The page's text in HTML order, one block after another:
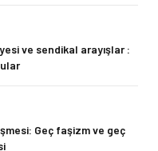
ve sendikal arayışlar :
Geç faşizm ve geç